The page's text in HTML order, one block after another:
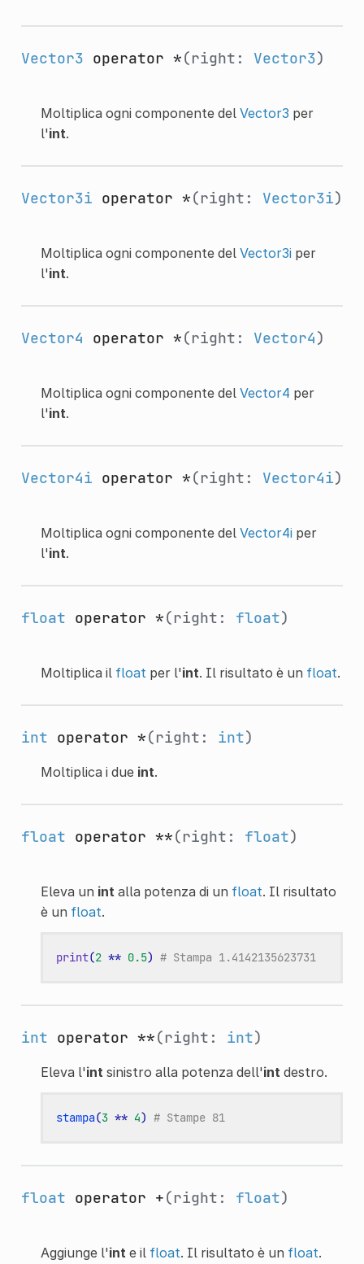
Vector3 operator *(right: Vector3)
Moltiplica ogni componente del Vector3 per
l'int.
Vector3i operator *(right: Vector3i)
Moltiplica ogni componente del Vector3iper
l'int.
Vector4 operator *(right: Vector4)
Moltiplica ogni componente del Vector4 per
l'int.
Vector4i operator *(right: Vector4i)
Moltiplica ogni componente del Vector4iper
l'int.
float operator *(right: float)
Moltiplica il floatper l'int. Il risultato è un float.
int operator *(right: int)
Moltiplica i due int.
float operator **(right: float)
Eleva un intalla potenza di un float. Il risultato
è un float.
print(2 ** 0.5) # Stampa 1.4142135623731
int operator **(right: int)
Eleva l'intsinistro alla potenza dell'intdestro.
stampa(3 ** 4) # Stampe 81
float operator +(right: float)
Aggiunge l'inte il float. Il risultato è un float.